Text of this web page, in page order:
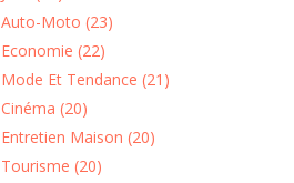
Auto-Moto (23)
Economie (22)
Mode Et Tendance (21)
Cinéma (20)
Entretien Maison (20)
Tourisme (20)